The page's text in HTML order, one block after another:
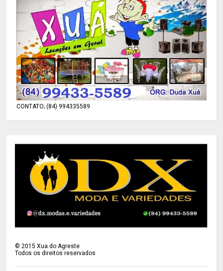
CONTATO; (84) 994335589
©2015 Xua do Agreste
Todos os direitos reservados